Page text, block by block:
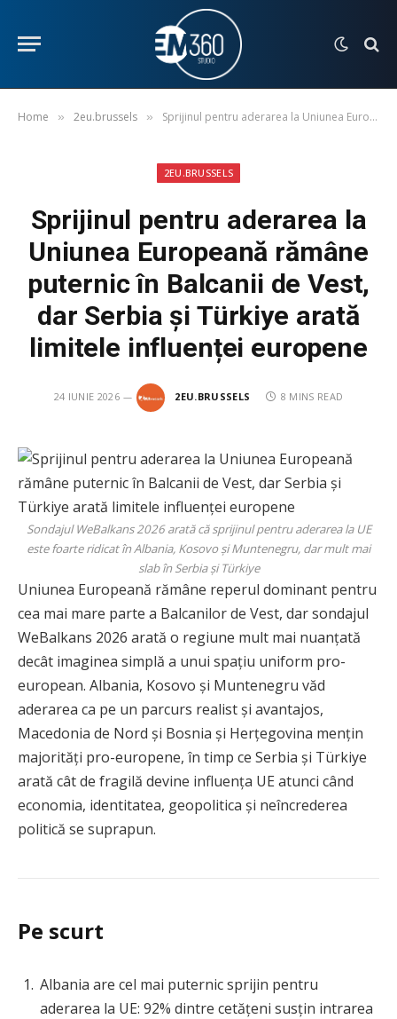
Home » 2eu.brussels » Sprijinul pentru aderarea la Uniunea Europeană rămâne puternic în Balcanii de Vest, dar Serbia și Türkiye arată limitele influenței europene
2EU.BRUSSELS
Sprijinul pentru aderarea la
Uniunea Europeană rămâne
puternic în Balcanii de Vest,
dar Serbia și Türkiye arată
limitele influenței europene
24 IUNIE 2026 2EU.BRUSSELS 8 MINS READ
Sondajul WeBalkans 2026 arată că sprijinul pentru aderarea la UE
este foarte ridicat în Albania, Kosovo și Muntenegru, dar mult mai
slab în Serbia și Türkiye
Uniunea Europeană rămâne reperul dominant pentru
cea mai mare parte a Balcanilor de Vest, dar sondajul
WeBalkans 2026 arată o regiune mult mai nuanțată
decât imaginea simplă a unui spațiu uniform pro-
european. Albania, Kosovo și Muntenegru văd
aderarea ca pe un parcurs realist și avantajos,
Macedonia de Nord și Bosnia și Herțegovina mențin
majorități pro-europene, în timp ce Serbia și Türkiye
arată cât de fragilă devine influența UE atunci când
economia, identitatea, geopolitica și neîncrederea
politică se suprapun.
Pe scurt
Albania are cel mai puternic sprijin pentru
aderarea la UE: 92% dintre cetățeni susțin intrarea